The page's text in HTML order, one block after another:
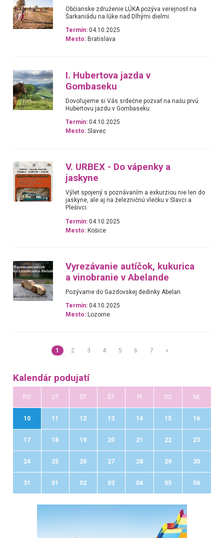
Občianske združenie LÚKA pozýva verejnosť na
Šarkaniádu na lúke nad Dlhými dielmi.
Termín: 04.10.2025
Mesto: Bratislava
I. Hubertova jazda v
Gombaseku
Dovoľujeme si Vás srdečne pozvať na našu prvú
Hubertovu jazdu v Gombaseku.
Termín: 04.10.2025
Mesto: Slavec
V. URBEX - Do vápenky a
jaskyne
Výlet spojený s poznávaním a exkurziou nie len do
jaskyne, ale aj na železničnú vlečku v Slavci a
Plešivci.
Termín: 04.10.2025
Mesto: Košice
Vyrezávanie autíčok, kukurica
a vinobranie v Abelande
Pozývame do Gazdovskej dedinky Abelan.
Termín: 04.10.2025
Mesto: Lozorne
1 2 3 4 5 6 7 »
Kalendár podujatí
PO UT ST ŠT PI SO NE
10 11 12 13 14 15 16
17 18 19 20 21 22 23
24 25 26 27 28 29 30
31 01 02 03 04 05 06